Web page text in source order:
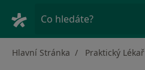
Co hledáte?
Hlavní Stránka Praktický Lékař